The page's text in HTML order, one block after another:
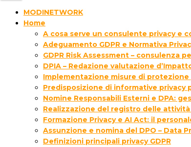
MODINETWORK
Home
A cosa serve un consulente privacy e
Adeguamento GDPR e Normativa
GDPR Risk Assessment – consulenza
DPIA – Redazione valutazione
Implementazione misure di protezione
Predisposizione di informative
Nomine Responsabili Esterni e DPA:
Realizzazione del registro delle
Formazione Privacy e AI Act: il
Assunzione e nomina del DPO – Data
Definizioni principali privacy GDPR